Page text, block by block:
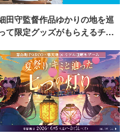
田守監督作品ゆかりの地を巡
て限定グッズがもらえるチャ